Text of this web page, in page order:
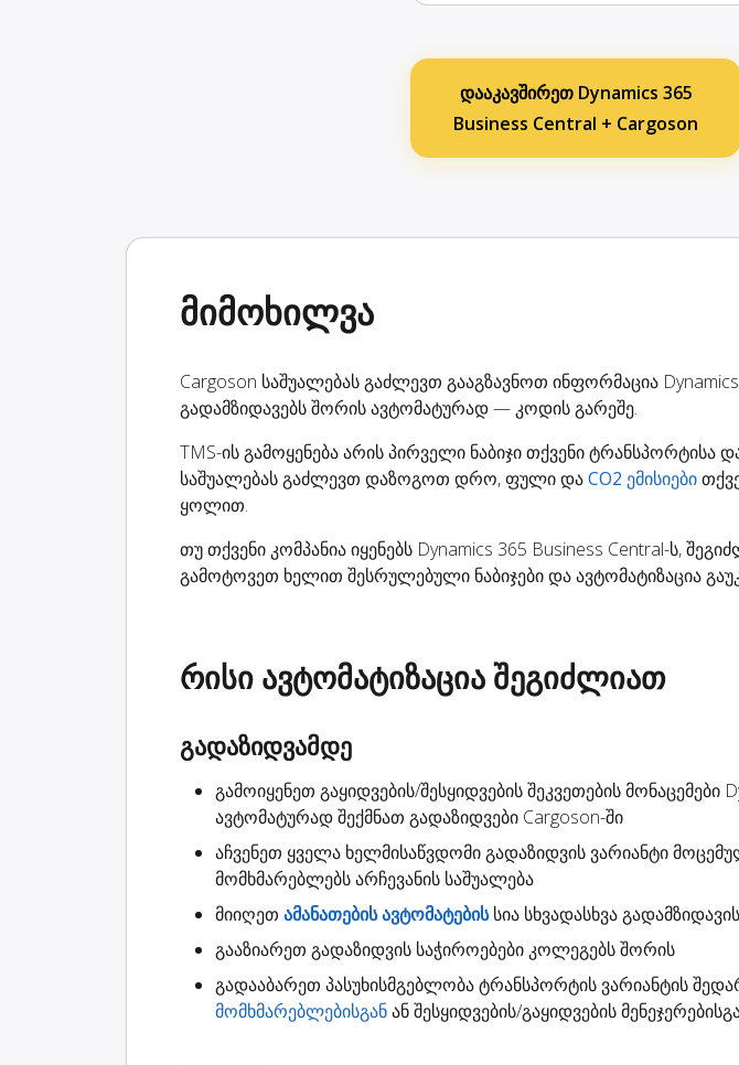
დააკავშირეთ Dynamics 365
Business Central + Cargoson
მიმოხილვა
Cargoson საშუალებას გაძლევთ გააგზავნოთ ინფორმაცია
გადამზიდავებს შორის ავტომატურად — კოდის გარეშე.
TMS-ის გამოყენება არის პირველი ნაბიჯი თქვენი ტრანსპორტისა
საშუალებას გაძლევთ დაზოგოთ დრო, ფული დაCO2 ემისიები
ყოლით.
თუ თქვენი კომპანია იყენებს Dynamics 365 Business Central-ს,
გამოტოვეთ ხელით შესრულებული ნაბიჯები და ავტომატიზაცია
რისი ავტომატიზაცია შეგიძლიათ
გადაზიდვამდე
გამოიყენეთ გაყიდვების/შესყიდვების შეკვეთების მონაცემები
ავტომატურადშექმნათ გადაზიდვები Cargoson-ში
აჩვენეთ ყველა ხელმისაწვდომიგადაზიდვის ვარიანტი
მომხმარებლებს არჩევანის საშუალება
მიიღეთ ამანათების ავტომატებისსია სხვადასხვა
გააზიარეთ გადაზიდვის საჭიროებები კოლეგებს შორის
გადააბარეთ პასუხისმგებლობატრანსპორტის ვარიანტის
მომხმარებლებისგანან შესყიდვების/გაყიდვების